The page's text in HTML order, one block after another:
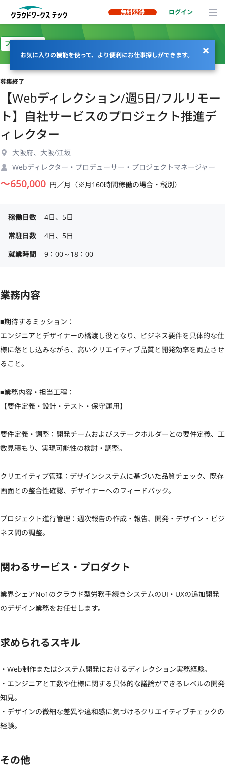
無料登録 ログイン
お気に入りの機能を使って、より便利にお仕事探しができます。
フルリモート
募集終了
【Webディレクション/週5日/フルリモー
ト】自社サービスのプロジェクト推進デ
ィレクター
大阪府、大阪/江坂
Webディレクター・プロデューサー・プロジェクトマネージャー
〜650,000 円／月（※月160時間稼働の場合・税別）
稼働日数
4日、5日
常駐日数
4日、5日
就業時間
9：00～18：00
業務内容
■期待するミッション：
エンジニアとデザイナーの橋渡し役となり、ビジネス要件を具体的な仕
様に落とし込みながら、高いクリエイティブ品質と開発効率を両立させ
ること。
■業務内容・担当工程：
【要件定義・設計・テスト・保守運用】
要件定義・調整：開発チームおよびステークホルダーとの要件定義、工
数見積もり、実現可能性の検討・調整。
クリエイティブ管理：デザインシステムに基づいた品質チェック、既存
画面との整合性確認、デザイナーへのフィードバック。
プロジェクト進行管理：週次報告の作成・報告、開発・デザイン・ビジ
ネス間の調整。
関わるサービス・プロダクト
業界シェアNo1のクラウド型労務手続きシステムのUI・UXの追加開発
のデザイン業務をお任せします。
求められるスキル
・Web制作またはシステム開発におけるディレクション実務経験。
・エンジニアと工数や仕様に関する具体的な議論ができるレベルの開発
知見。
・デザインの微細な差異や違和感に気づけるクリエイティブチェックの
経験。
その他